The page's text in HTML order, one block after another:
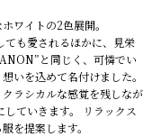
ワイトの2色展開。
も愛されるほかに、見栄
と同じく、可憐でい
いを込めて名付けました。
ラシカルな感覚を残しなが
ていきます。 リラックス
を提案します。